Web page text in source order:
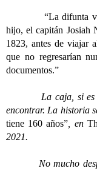
“La difunta
hijo, el capitán Josiah
1823, antes de viajar
que no regresarían
documentos.”
La caja, si es que
encontrar. La historia
tiene 160 años” , en
2021.
No mucho